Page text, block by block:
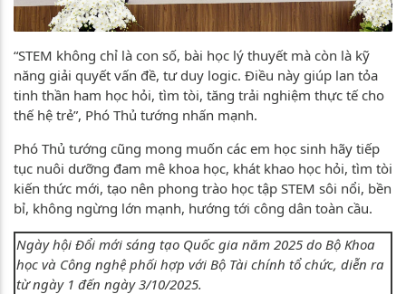
“STEM không chỉ là con số, bài học lý thuyết mà còn là kỹ
năng giải quyết vấn đề, tư duy logic. Điều này giúp lan tỏa
tinh thần ham học hỏi, tìm tòi, tăng trải nghiệm thực tế cho
thế hệ trẻ”, Phó Thủ tướng nhấn mạnh.
Phó Thủ tướng cũng mong muốn các em học sinh hãy tiếp
tục nuôi dưỡng đam mê khoa học, khát khao học hỏi, tìm tòi
kiến thức mới, tạo nên phong trào học tập STEM sôi nổi, bền
bỉ, không ngừng lớn mạnh, hướng tới công dân toàn cầu.
Ngày hội Đổi mới sáng tạo Quốc gia năm 2025 do Bộ Khoa
học và Công nghệ phối hợp với Bộ Tài chính tổ chức, diễn ra
từ ngày 1 đến ngày 3/10/2025.